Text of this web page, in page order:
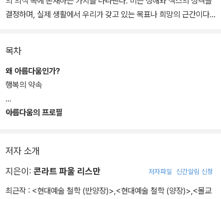
결정하며, 실제 생활에서 우리가 갖고 있는 목표나 희망의 근간이다.
이러한 미는 오랫동안 인간의 창의력이 추구해온 중요한 목표이다.
심지어 미는 신성의 표현이나 우주의 조화를 그리고 개인의 행복을
손상시켰다. 그러나 극단적인 아방가르드가 더 이상 아름답지 않은
목차
왜 아름다움인가?
행복의 약속
아름다움의 프로필
저자 소개
지은이: 콘라트 파울 리스만 저자파일 신간알림 신청
최근작 : <현대예술 철학 (반양장)>,<현대예술 철학 (양장)>,<몰교